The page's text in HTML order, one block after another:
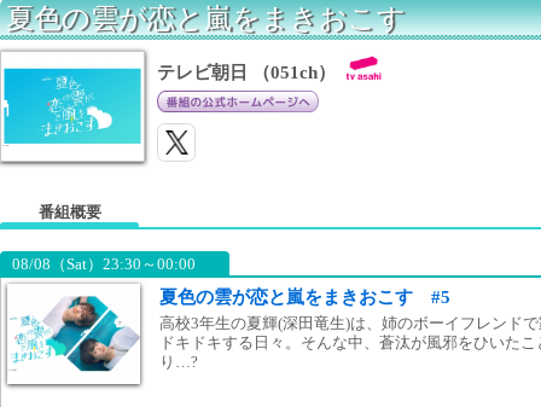
夏色の雲が恋と嵐をまきおこす
テレビ朝日 （051ch）
番組概要
08/08（Sat）23:30～00:00
夏色の雲が恋と嵐をまきおこす #5
高校3年生の夏輝(深田竜生)は、姉のボーイフレンド
ドキドキする日々。そんな中、蒼汰が風邪をひいた
り…?